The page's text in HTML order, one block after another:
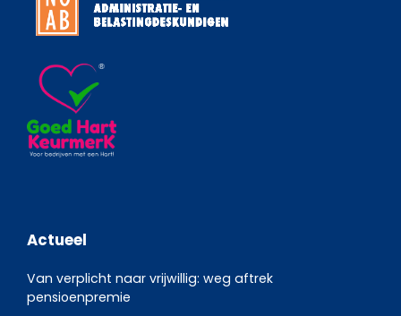
Actueel
Van verplicht naar vrijwillig: weg aftrek
pensioenpremie